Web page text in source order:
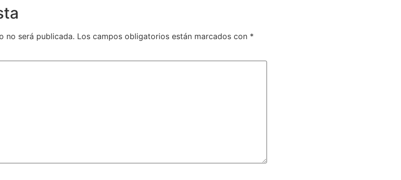
no será publicada. Los campos obligatorios están marcados con *